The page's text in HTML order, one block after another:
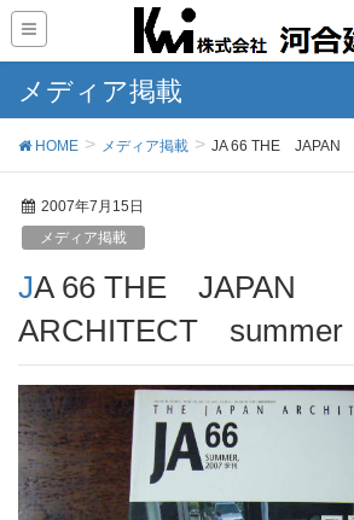
メディア掲載
HOME メディア掲載 JA 66 THE JAPAN
2007年7月15日
メディア掲載
JA 66 THE JAPAN
ARCHITECT summer